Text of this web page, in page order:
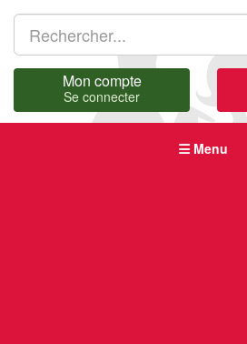
Mon compte
Se connecter
Menu